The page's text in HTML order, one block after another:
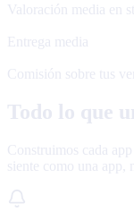
Valoración media en
Entrega media
Comisión sobre tus
Todo lo que
Construimos cada
siente como una app,